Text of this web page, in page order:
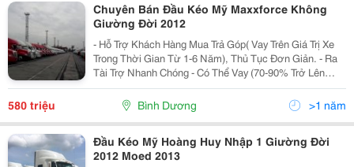
Chuyên Bán Đầu Kéo Mỹ Maxxforce Không
Giường Đời 2012
- Hỗ Trợ Khách Hàng Mua Trả Góp( Vay Trên Giá Trị Xe
Trong Thời Gian Từ 1-6 Năm), Thủ Tục Đơn Giản. - Ra
Tài Trợ Nhanh Chóng - Có Thể Vay (70-90% Trở Lên
Giúp Khách Hàng, Lãi Suất Thấp) - Giao Xe Tận Nơi -
580 triệu Bình Dương >1 năm
Đầu Kéo Mỹ Hoàng Huy Nhập 1 Giường Đời
2012 Moed 2013